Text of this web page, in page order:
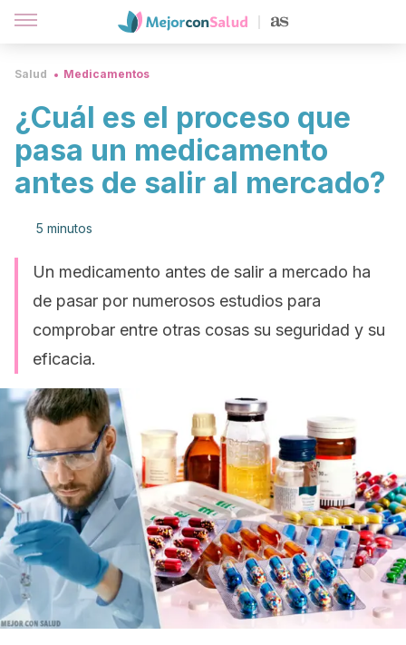
Salud Medicamentos
¿Cuál es el proceso que
pasa un medicamento
antes de salir al mercado?
5 minutos
Un medicamento antes de salir a mercado ha
de pasar por numerosos estudios para
comprobar entre otras cosas su seguridad y su
eficacia.